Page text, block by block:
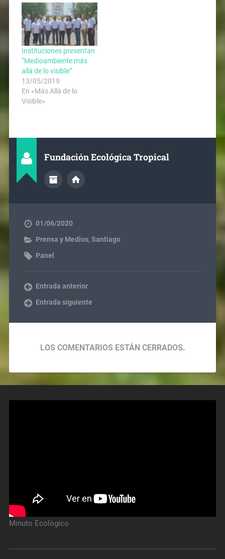
Instituciones presentan
“Medioambiente más
allá de lo visible”
13/05/2019
En «Más Allá de lo
Visible»
Fundación Ecológica Tropical
01/06/2020
Prensa y Medios,Santiago
Panel
Entrada anterior
Entrada siguiente
LOS COMENTARIOS ESTÁN CERRADOS.
Minuto Ecológico